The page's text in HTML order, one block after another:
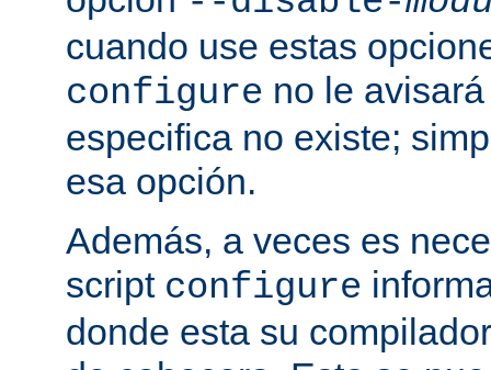
cuando use estas
configure no le
especifica no existe;
esa opción.
Además, a veces es
script configure
donde esta su